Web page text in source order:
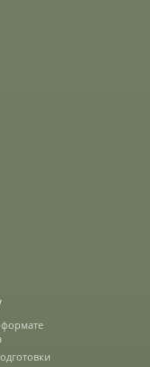
в АПК"